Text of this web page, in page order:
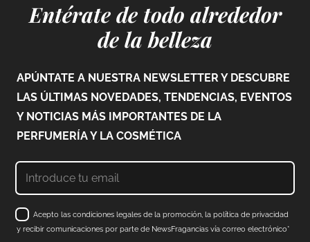
Entérate de todo alrededor
de la belleza
APÚNTATE A NUESTRA NEWSLETTER Y DESCUBRE
LAS ÚLTIMAS NOVEDADES, TENDENCIAS, EVENTOS
Y NOTICIAS MÁS IMPORTANTES DE LA
PERFUMERÍA Y LA COSMÉTICA
Acepto las condiciones legales de la promoción, la política de privacidad
y recibir comunicaciones por parte de NewsFragancias vía correo electrónico*